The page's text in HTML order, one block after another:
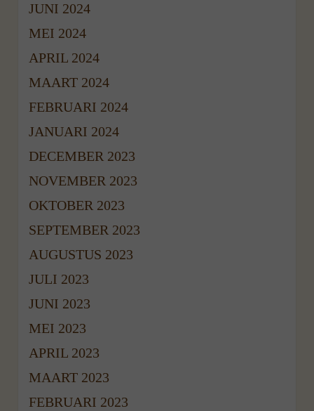
JUNI 2024
MEI 2024
APRIL 2024
MAART 2024
FEBRUARI 2024
JANUARI 2024
DECEMBER 2023
NOVEMBER 2023
OKTOBER 2023
SEPTEMBER 2023
AUGUSTUS 2023
JULI 2023
JUNI 2023
MEI 2023
APRIL 2023
MAART 2023
FEBRUARI 2023